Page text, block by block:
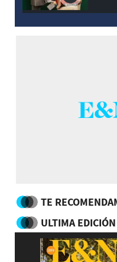
TE
ULTIMA EDICIÓN